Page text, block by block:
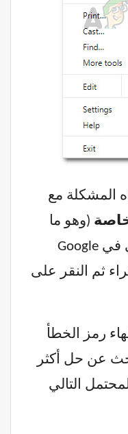
المشكلة مع
(وهو ما
يعادل وضع التصفح المتخفي في Google
رمز الخطأ
عن حل أكثر
التالي